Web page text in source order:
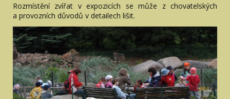
Rozmístění zvířat v expozicích se může z chovatelských
a provozních důvodů v detailech lišit.